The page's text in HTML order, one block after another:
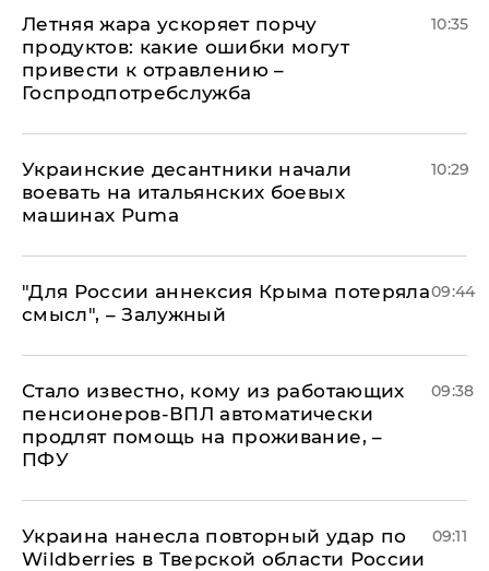
Летняя жара ускоряет порчу
продуктов: какие ошибки могут
привести к отравлению –
Госпродпотребслужба
10:35
Украинские десантники начали
воевать на итальянских боевых
машинах Puma
10:29
"Для России аннексия Крыма потеряла
смысл", – Залужный
09:44
Стало известно, кому из работающих
пенсионеров-ВПЛ автоматически
продлят помощь на проживание, –
ПФУ
09:38
Украина нанесла повторный удар по
Wildberries в Тверской области России
09:11